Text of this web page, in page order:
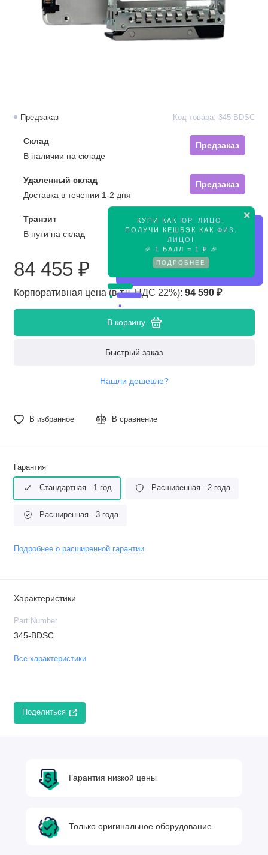
×
КУПИ КАК ЮР. ЛИЦО
ПОЛУЧИ КЕШБЭК КАК ФИЗ.
ЛИЦО !
🎉
1 БАЛЛ = 1 ₽ 🎉
ПОДРОБНЕЕ
Предзаказ Код товара: 345-BDSC
Склад
Предзаказ
В наличии на складе
Удаленный склад
Предзаказ
Доставка в течении 1-2 дня
Транзит
Предзаказ
В пути на склад
84 455 ₽
Корпоративная цена (в т.ч. НДС 22%): 94 590 ₽
В корзину
Быстрый заказ
Нашли дешевле?
В избранное В сравнение
Гарантия
Стандартная - 1 год Расширенная - 2 года
Расширенная - 3 года
Подробнее о расширенной гарантии
Характеристики
Part Number
345-BDSC
Все характеристики
Поделиться
Гарантия низкой цены
Только оригинальное оборудование